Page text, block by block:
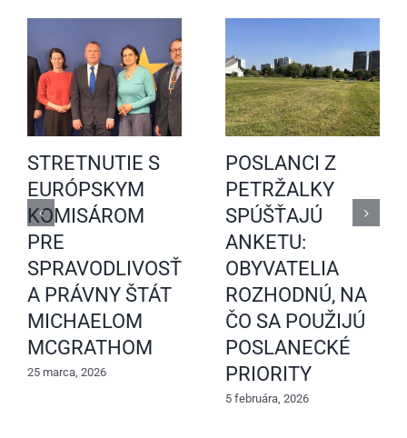
STRETNUTIE S
EURÓPSKYM
KOMISÁROM
PRE
SPRAVODLIVOSŤ
A PRÁVNY ŠTÁT
MICHAELOM
MCGRATHOM
25 marca, 2026
POSLANCI Z
PETRŽALKY
SPÚŠŤAJÚ
ANKETU:
OBYVATELIA
ROZHODNÚ, NA
ČO SA POUŽIJÚ
POSLANECKÉ
PRIORITY
5 februára, 2026